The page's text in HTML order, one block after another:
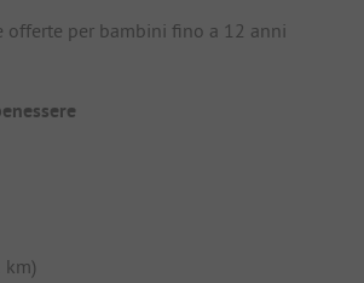
offerte per bambini fino a 12 anni
km)